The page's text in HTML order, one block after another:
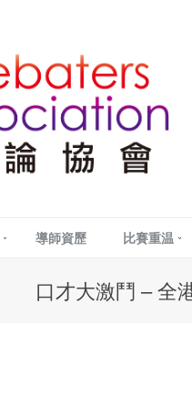
導師資歷 比賽重温
口才大激鬥 – 全